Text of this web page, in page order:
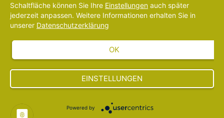
Schaltfläche können Sie Ihre Einstellungen auch später
jederzeit anpassen. Weitere Informationen erhalten Sie in
unserer Datenschutzerklärung
OK
EINSTELLUNGEN
Powered by